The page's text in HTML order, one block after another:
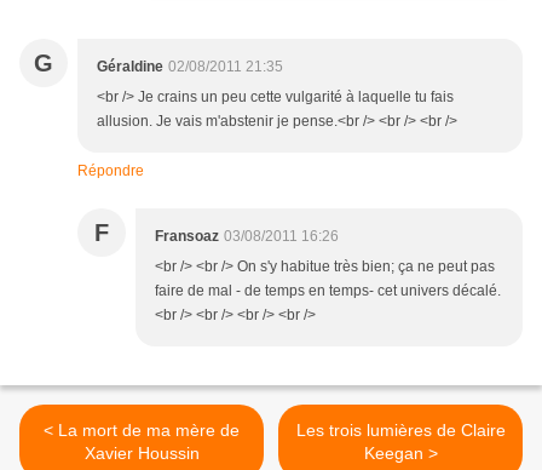
G Géraldine 02/08/2011 21:35
<br /> Je crains un peu cette vulgarité à laquelle tu fais
allusion. Je vais m'abstenir je pense.<br /> <br /> <br />
Répondre
F Fransoaz 03/08/2011 16:26
<br /> <br /> On s'y habitue très bien; ça ne peut pas
faire de mal - de temps en temps- cet univers décalé.
<br /> <br /> <br /> <br />
< La mort de ma mère de
Xavier Houssin
Les trois lumières de Claire
Keegan >